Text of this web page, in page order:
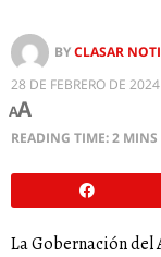
BYCLASAR
28 DE FEBRERO DE 2024
AA
READING TIME: 2 MINS
La Gobernación